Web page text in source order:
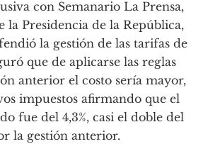
con Semanario La Prensa,
la Presidencia de la República,
la gestión de las tarifas de
que de aplicarse las reglas
anterior el costo sería mayor,
impuestos afirmando que el
fue del 4,3%, casi el doble del
la gestión anterior.